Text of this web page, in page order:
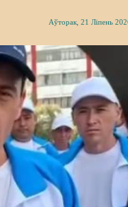
Аўторак, 21 Ліпень